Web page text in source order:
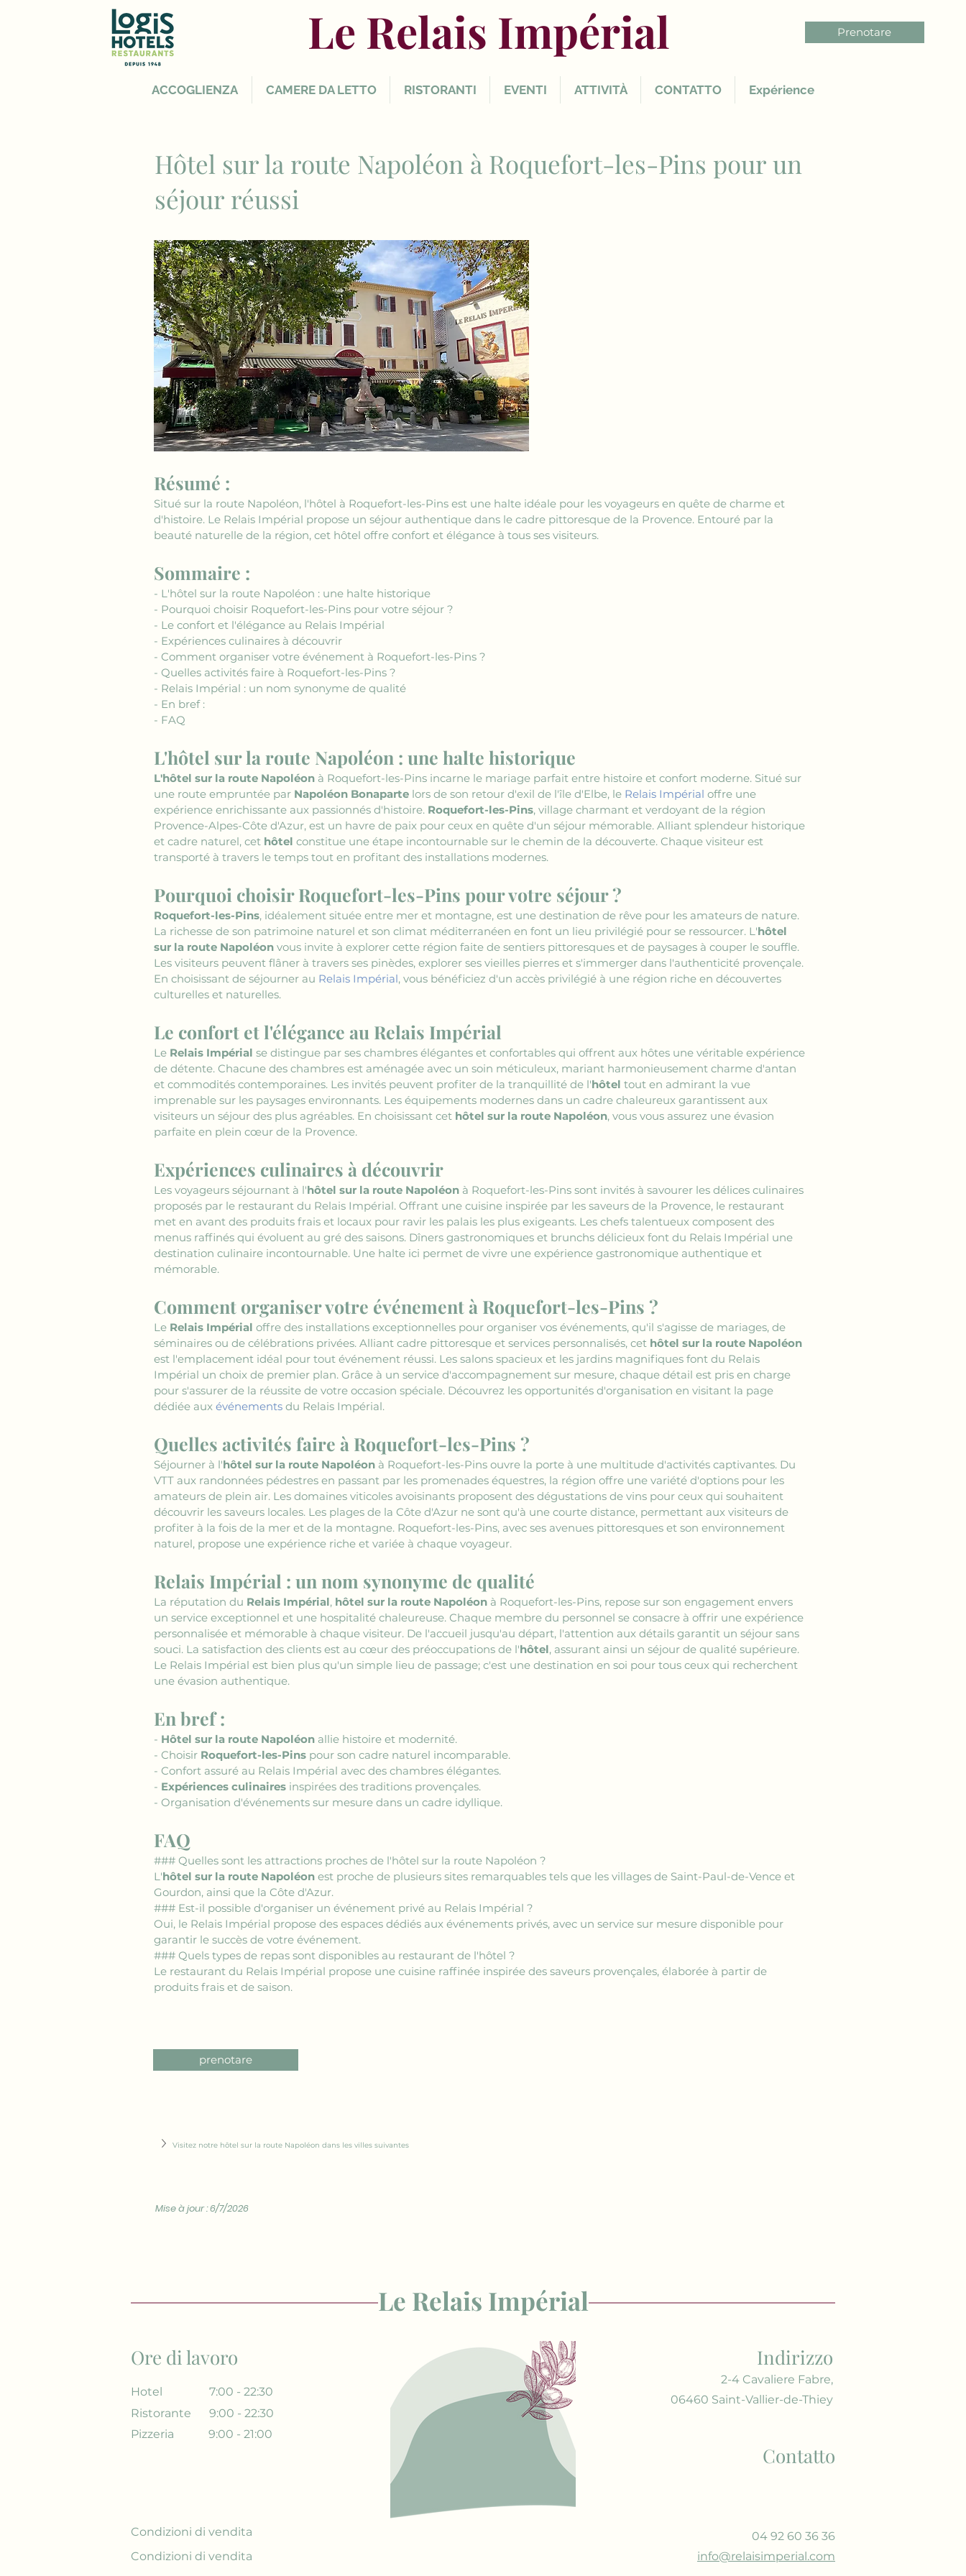
Le Relais Impérial Prenotare
ACCOGLIENZA CAMERE DA LETTO RISTORANTI EVENTI ATTIVITÀ CONTATTO Expérience
Hôtel sur la route Napoléon à Roquefort-les-Pins pour un
séjour réussi
Résumé :
Situé sur la route Napoléon, l'hôtel à Roquefort-les-Pins est une halte idéale pour les voyageurs en quête de charme et
d'histoire. Le Relais Impérial propose un séjour authentique dans le cadre pittoresque de la Provence. Entouré par la
beauté naturelle de la région, cet hôtel offre confort et élégance à tous ses visiteurs.
Sommaire :
- L'hôtel sur la route Napoléon : une halte historique
- Pourquoi choisir Roquefort-les-Pins pour votre séjour ?
- Le confort et l'élégance au Relais Impérial
- Expériences culinaires à découvrir
- Comment organiser votre événement à Roquefort-les-Pins ?
- Quelles activités faire à Roquefort-les-Pins ?
- Relais Impérial : un nom synonyme de qualité
- En bref :
- FAQ
L'hôtel sur la route Napoléon : une halte historique
L'hôtel sur la route Napoléon à Roquefort-les-Pins incarne le mariage parfait entre histoire et confort moderne. Situé sur
une route empruntée par Napoléon Bonaparte lors de son retour d'exil de l'île d'Elbe, le Relais Impérial offre une
expérience enrichissante aux passionnés d'histoire. Roquefort-les-Pins, village charmant et verdoyant de la région
Provence-Alpes-Côte d'Azur, est un havre de paix pour ceux en quête d'un séjour mémorable. Alliant splendeur historique
et cadre naturel, cet hôtel constitue une étape incontournable sur le chemin de la découverte. Chaque visiteur est
transporté à travers le temps tout en profitant des installations modernes.
Pourquoi choisir Roquefort-les-Pins pour votre séjour ?
Roquefort-les-Pins, idéalement située entre mer et montagne, est une destination de rêve pour les amateurs de nature.
La richesse de son patrimoine naturel et son climat méditerranéen en font un lieu privilégié pour se ressourcer. L'hôtel
sur la route Napoléon vous invite à explorer cette région faite de sentiers pittoresques et de paysages à couper le souffle.
Les visiteurs peuvent flâner à travers ses pinèdes, explorer ses vieilles pierres et s'immerger dans l'authenticité provençale.
En choisissant de séjourner au Relais Impérial, vous bénéficiez d'un accès privilégié à une région riche en découvertes
culturelles et naturelles.
Le confort et l'élégance au Relais Impérial
Le Relais Impérial se distingue par ses chambres élégantes et confortables qui offrent aux hôtes une véritable expérience
de détente. Chacune des chambres est aménagée avec un soin méticuleux, mariant harmonieusement charme d'antan
et commodités contemporaines. Les invités peuvent profiter de la tranquillité de l'hôtel tout en admirant la vue
imprenable sur les paysages environnants. Les équipements modernes dans un cadre chaleureux garantissent aux
visiteurs un séjour des plus agréables. En choisissant cet hôtel sur la route Napoléon, vous vous assurez une évasion
parfaite en plein cœur de la Provence.
Expériences culinaires à découvrir
Les voyageurs séjournant à l'hôtel sur la route Napoléon à Roquefort-les-Pins sont invités à savourer les délices culinaires
proposés par le restaurant du Relais Impérial. Offrant une cuisine inspirée par les saveurs de la Provence, le restaurant
met en avant des produits frais et locaux pour ravir les palais les plus exigeants. Les chefs talentueux composent des
menus raffinés qui évoluent au gré des saisons. Dîners gastronomiques et brunchs délicieux font du Relais Impérial une
destination culinaire incontournable. Une halte ici permet de vivre une expérience gastronomique authentique et
mémorable.
Comment organiser votre événement à Roquefort-les-Pins ?
Le Relais Impérial offre des installations exceptionnelles pour organiser vos événements, qu'il s'agisse de mariages, de
séminaires ou de célébrations privées. Alliant cadre pittoresque et services personnalisés, cet hôtel sur la route Napoléon
est l'emplacement idéal pour tout événement réussi. Les salons spacieux et les jardins magnifiques font du Relais
Impérial un choix de premier plan. Grâce à un service d'accompagnement sur mesure, chaque détail est pris en charge
pour s'assurer de la réussite de votre occasion spéciale. Découvrez les opportunités d'organisation en visitant la page
dédiée aux événements du Relais Impérial.
Quelles activités faire à Roquefort-les-Pins ?
Séjourner à l'hôtel sur la route Napoléon à Roquefort-les-Pins ouvre la porte à une multitude d'activités captivantes. Du
VTT aux randonnées pédestres en passant par les promenades équestres, la région offre une variété d'options pour les
amateurs de plein air. Les domaines viticoles avoisinants proposent des dégustations de vins pour ceux qui souhaitent
découvrir les saveurs locales. Les plages de la Côte d'Azur ne sont qu'à une courte distance, permettant aux visiteurs de
profiter à la fois de la mer et de la montagne. Roquefort-les-Pins, avec ses avenues pittoresques et son environnement
naturel, propose une expérience riche et variée à chaque voyageur.
Relais Impérial : un nom synonyme de qualité
La réputation du Relais Impérial, hôtel sur la route Napoléon à Roquefort-les-Pins, repose sur son engagement envers
un service exceptionnel et une hospitalité chaleureuse. Chaque membre du personnel se consacre à offrir une expérience
personnalisée et mémorable à chaque visiteur. De l'accueil jusqu'au départ, l'attention aux détails garantit un séjour sans
souci. La satisfaction des clients est au cœur des préoccupations de l'hôtel, assurant ainsi un séjour de qualité supérieure.
Le Relais Impérial est bien plus qu'un simple lieu de passage; c'est une destination en soi pour tous ceux qui recherchent
une évasion authentique.
En bref :
- Hôtel sur la route Napoléon allie histoire et modernité.
- Choisir Roquefort-les-Pins pour son cadre naturel incomparable.
- Confort assuré au Relais Impérial avec des chambres élégantes.
- Expériences culinaires inspirées des traditions provençales.
- Organisation d'événements sur mesure dans un cadre idyllique.
FAQ
### Quelles sont les attractions proches de l'hôtel sur la route Napoléon ?
L'hôtel sur la route Napoléon est proche de plusieurs sites remarquables tels que les villages de Saint-Paul-de-Vence et
Gourdon, ainsi que la Côte d'Azur.
### Est-il possible d'organiser un événement privé au Relais Impérial ?
Oui, le Relais Impérial propose des espaces dédiés aux événements privés, avec un service sur mesure disponible pour
garantir le succès de votre événement.
### Quels types de repas sont disponibles au restaurant de l'hôtel ?
Le restaurant du Relais Impérial propose une cuisine raffinée inspirée des saveurs provençales, élaborée à partir de
produits frais et de saison.
prenotare
Visitez notre hôtel sur la route Napoléon dans les villes suivantes
Mise à jour : 6/7/2026
Le Relais Impérial
Ore di lavoro
Hotel
7:00 - 22:30
Ristorante
9:00 - 22:30
Pizzeria
9:00 - 21:00
Condizioni di vendita
Condizioni di vendita
Indirizzo
2-4 Cavaliere Fabre,
06460 Saint-Vallier-de-Thiey
Contatto
04 92 60 36 36
info@relaisimperial.com